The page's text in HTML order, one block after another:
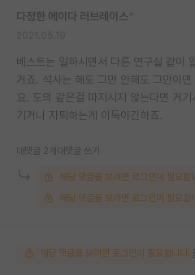
다정한 에이다 러브레이스
베스트는 일하시면서 다른 연구실 같이
거죠. 석사는 해도 그만 안해도 그만이
요. 도의 같은걸 따지시지 않는다면 거
기거나 자퇴하는게 이득이긴하죠.
대댓글 2개 대댓글 쓰기
해당 댓글을 보려면 로그인이 필요합
해당 댓글을 보려면 로그인이 필요합
해당 댓글을 보려면 로그인이 필요합니다.